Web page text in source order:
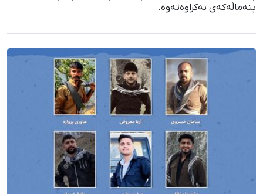
بنەماڵەکەی نەکراوەتەوە.